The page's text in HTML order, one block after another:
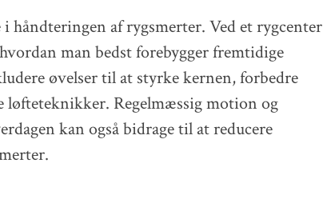
håndteringen af rygsmerter. Ved et rygcenter
man bedst forebygger fremtidige
øvelser til at styrke kernen, forbedre
Regelmæssig motion og
kan også bidrage til at reducere